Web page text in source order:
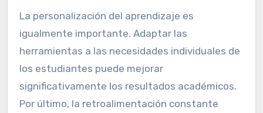
La personalización del aprendizaje es
igualmente importante. Adaptar las
herramientas a las necesidades individuales de
los estudiantes puede mejorar
significativamente los resultados académicos.
Por último, la retroalimentación constante